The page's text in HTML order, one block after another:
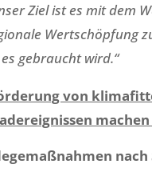
Ziel ist es mit dem
Wertschöpfung
gebraucht wird.“
von
nach